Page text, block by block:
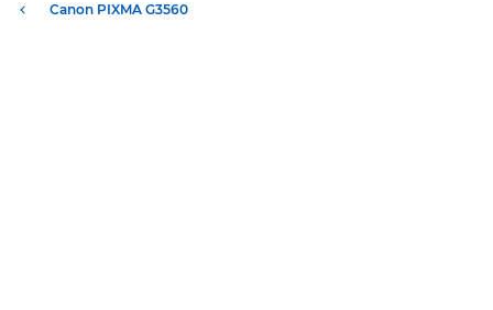
Canon PIXMA G3560